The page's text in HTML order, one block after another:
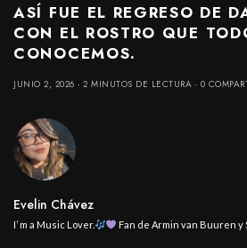
ASÍ FUE EL REGRESO DE
CON EL ROSTRO QUE
CONOCEMOS.
JUNIO 2, 2026 2 MINUTOS DE LECTURA 0
Evelin Chávez
I’ m a Music Lover. Fan de Armin van Buuren y